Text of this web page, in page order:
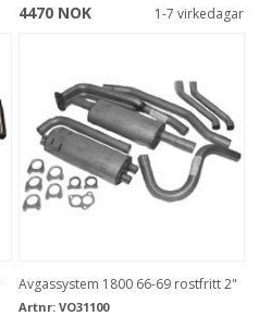
4470 NOK 1-7 virkedagar
Avgassystem 1800 66-69 rostfritt 2"
Artnr: VO31100